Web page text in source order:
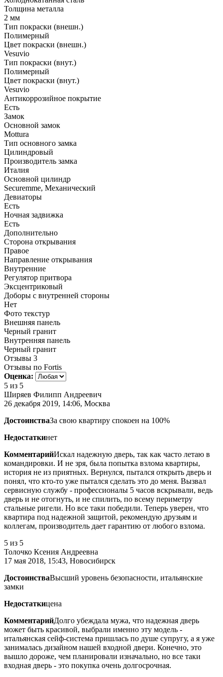
Толщина металла
2 мм
Тип покраски (внешн.)
Полимерный
Цвет покраски (внешн.)
Vesuvio
Тип покраски (внут.)
Полимерный
Цвет покраски (внут.)
Vesuvio
Антикоррозийное покрытие
Есть
Замок
Основной замок
Mottura
Тип основного замка
Цилиндровый
Производитель замка
Италия
Основной цилиндр
Securemme, Механический
Девиаторы
Есть
Ночная задвижка
Есть
Дополнительно
Сторона открывания
Правое
Направление открывания
Внутренние
Регулятор притвора
Эксцентриковый
Доборы с внутренней стороны
Нет
Фото текстур
Внешняя панель
Черный гранит
Внутренняя панель
Черный гранит
Отзывы 3
Отзывы по Fortis
Оценка:
5 из 5
Ширяев Филипп Андреевич
26 декабря 2019, 14:06, Москва
ДостоинстваЗа свою квартиру спокоен на 100%
Недостаткинет
КомментарийИскал надежную дверь, так как часто летаю в
командировки. И не зря, была попытка взлома квартиры,
история не из приятных. Вернулся, пытался открыть дверь и
понял, что кто-то уже пытался сделать это до меня. Вызвал
сервисную службу - профессионалы 5 часов вскрывали, ведь
дверь и не отогнуть, и не спилить, по всему периметру
стальные ригели. Но все таки победили. Теперь уверен, что
квартира под надежной защитой, рекомендую друзьям и
коллегам, производитель дает гарантию от любого взлома.
5 из 5
Толочко Ксения Андреевна
17 мая 2018, 15:43, Новосибирск
ДостоинстваВысший уровень безопасности, итальянские
замки
Недостаткицена
КомментарийДолго убеждала мужа, что надежная дверь
может быть красивой, выбрали именно эту модель -
итальянская сейф-система пришлась по душе супругу, а я уже
занималась дизайном нашей входной двери. Конечно, это
вышло дороже, чем планировали изначально, но все таки
входная дверь - это покупка очень долгосрочная.